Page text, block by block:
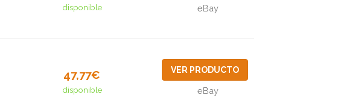
disponible eBay
47,77€
disponible
VER PRODUCTO
eBay